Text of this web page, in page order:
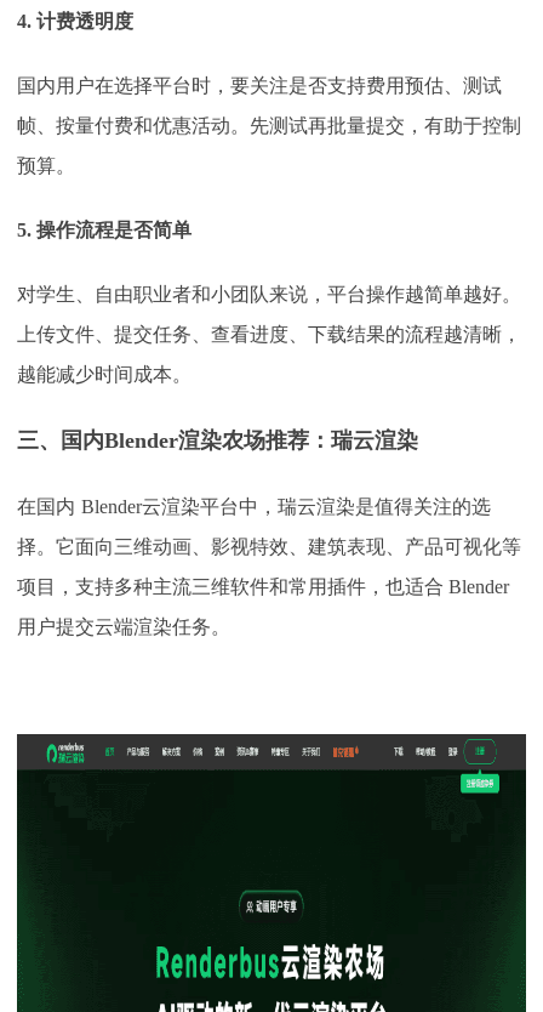
4. 计费透明度
国内用户在选择平台时，要关注是否支持费用预估、测试
帧、按量付费和优惠活动。先测试再批量提交，有助于控制
预算。
5. 操作流程是否简单
对学生、自由职业者和小团队来说，平台操作越简单越好。
上传文件、提交任务、查看进度、下载结果的流程越清晰，
越能减少时间成本。
三、国内Blender渲染农场推荐：瑞云渲染
在国内 Blender云渲染平台中，瑞云渲染是值得关注的选
择。它面向三维动画、影视特效、建筑表现、产品可视化等
项目，支持多种主流三维软件和常用插件，也适合 Blender
用户提交云端渲染任务。